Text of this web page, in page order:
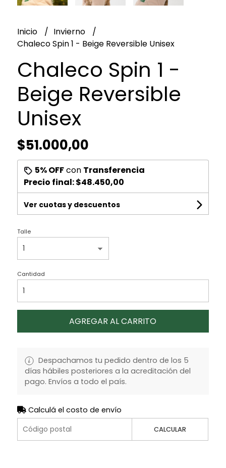
Inicio
Invierno
Chaleco Spin 1 - Beige Reversible Unisex
Chaleco Spin 1 -
Beige Reversible
Unisex
$51.000,00
5% OFFcon Transferencia
Precio final:$48.450,00
Ver cuotas y descuentos
Talle
Cantidad
AGREGAR AL CARRITO
Despachamos tu pedido dentro de los 5
días hábiles posteriores a la acreditación del
pago. Envíos a todo el país.
Calculá el costo de envío
CALCULAR